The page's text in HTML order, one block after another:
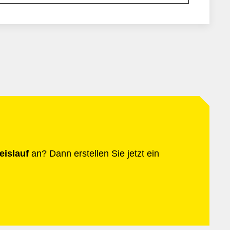
an? Dann erstellen Sie jetzt ein